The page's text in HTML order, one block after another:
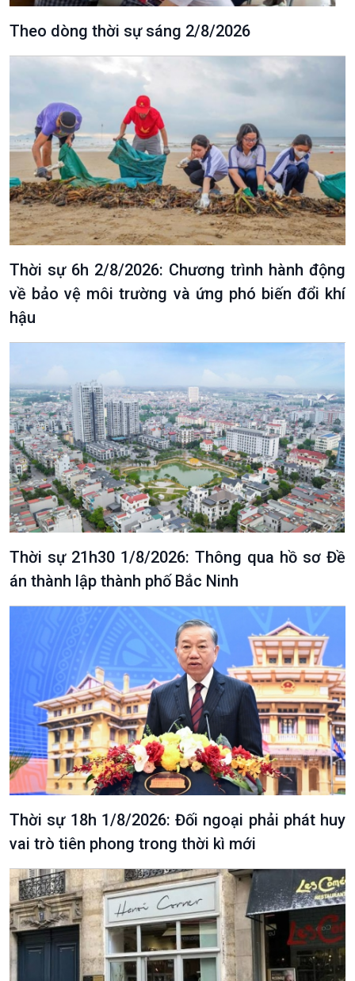
Chát với người nổi tiếng
Câu chuyện Thể thao
Video
Infographic
Góc nhìn VOV1
Bình luận
10 phút Sự kiện - Luận bàn
Câu chuyện thời sự
Dòng chảy sự kiện
Đối thoại
Chuyện đêm
Theo dòng thời sự sáng 2/8/2026
Thời sự 6h 2/8/2026: Chương trình hành động
về bảo vệ môi trường và ứng phó biến đổi khí
hậu
Thời sự 21h30 1/8/2026: Thông qua hồ sơ Đề
án thành lập thành phố Bắc Ninh
Thời sự 18h 1/8/2026: Đối ngoại phải phát huy
vai trò tiên phong trong thời kì mới